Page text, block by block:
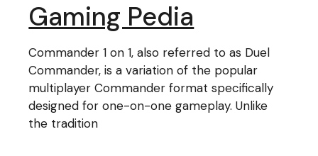
Gaming Pedia
Commander 1 on 1, also referred to as Duel
Commander, is a variation of the popular
multiplayer Commander format specifically
designed for one-on-one gameplay. Unlike
the tradition